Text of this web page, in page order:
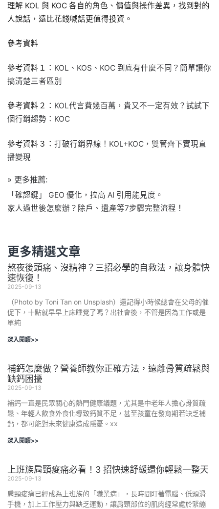
理解 KOL 與 KOC 各自的角色、價值與操作差異，找到對的
人說話，遠比花錢喊話更值得投資。
參考資料
參考資料１： KOL、KOS、KOC 到底有什麼不同？簡單讓你
搞清楚三者區別
參考資料２： KOL代言費幾百萬，貴又不一定有效？試試下
個行銷趨勢：KOC
參考資料３： 打破行銷界線！KOL+KOC，雙管齊下實現直
播變現
» 更多推薦:
「確認鍵」 GEO 優化，拉高 AI 引用能見度。
家人過世後怎麼辦？除戶、遺產等7步驟完整流程！
更多精選文章
熬夜後頭痛、沒精神？三招必學的自救法，讓身體快
速恢復！
2025-09-13
（Photo by Toni Tan on Unsplash）還記得小時候總會在父母的催
促下，十點就早早上床睡覺了嗎？出社會後，不管是因為工作或是
單純
深入閱讀>>
補鈣怎麼做？營養師教你正確方法，遠離骨質疏鬆與
缺鈣困擾
2025-09-13
補鈣一直是民眾關心的熱門健康議題，尤其是中老年人擔心骨質疏
鬆、年輕人飲食外食化導致鈣質不足，甚至孩童在發育期若缺乏補
鈣，都可能對未來健康造成隱憂。xx
深入閱讀>>
上班族肩頸痠痛必看！3 招快速舒緩還你輕鬆一整天
2025-09-13
肩頸痠痛已經成為上班族的「職業病」，長時間盯著電腦、低頭滑
手機，加上工作壓力與缺乏運動，讓肩頸部位的肌肉經常處於緊繃